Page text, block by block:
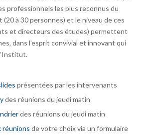
professionnels les plus reconnus du
(20 à 30 personnes) et le niveau de ces
et directeurs des études) permettent
dans l’esprit convivial et innovant qui
présentées par les intervenants
des réunions du jeudi matin
des réunions du jeudi matin
réunions de votre choix via un formulaire